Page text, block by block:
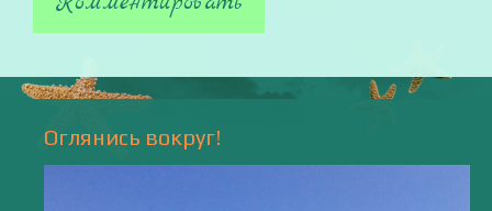
Оглянись вокруг!